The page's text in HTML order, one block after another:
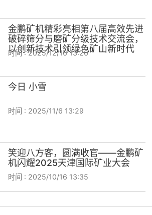
金鹏矿机精彩亮相第八届高效先进
破碎筛分与磨矿分级技术交流会，
以创新技术引领绿色矿山新时代
时间 :2025/12/16 13:26
今日 小雪
时间 : 2025/11/6 13:29
笑迎八方客，圆满收官——金鹏矿
机闪耀2025天津国际矿业大会
时间 : 2025/10/16 13:35